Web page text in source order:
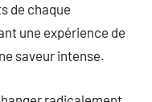
de chaque
une expérience de
saveur intense.